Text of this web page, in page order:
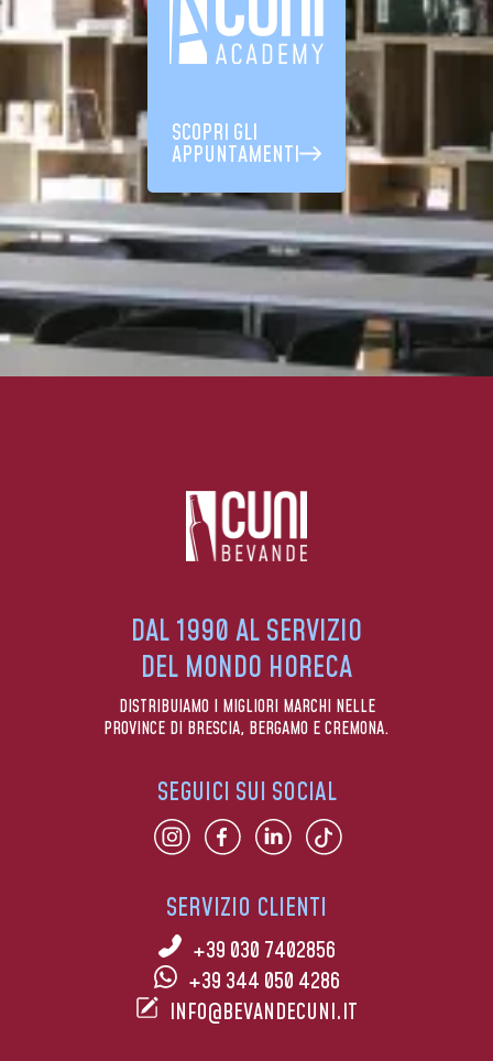
SCOPRI GLI
APPUNTAMENTI
DAL 1990 AL SERVIZIO
DEL MONDO HORECA
DISTRIBUIAMO I MIGLIORI MARCHI NELLE
PROVINCE DI BRESCIA, BERGAMO E CREMONA.
SERVIZIO CLIENTI
+39 030 7402856
+39 344 050 4286
INFO@BEVANDECUNI.IT
SEGUICI SUI SOCIAL